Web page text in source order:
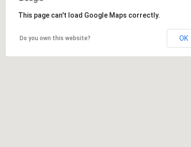
This page can't load Google Maps correctly.
Do you own this website? OK